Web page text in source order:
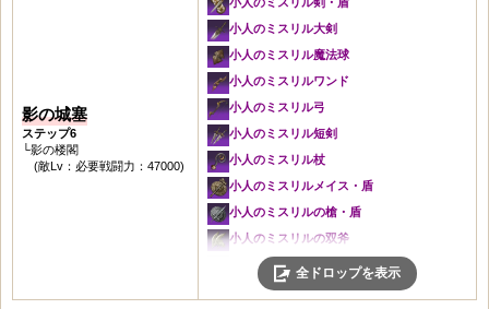
黄金の印章
黄金の印章の欠片
黄金遺物コイン
遺物コインの欠片
影の城塞4移動石：回廊
影の城塞5移動石：砦
城塞のハープ
信仰のハープ
冒険者のハープ
灰色のハープ
亡者の叫びのハープ
マナハイムの鎧
くちばしの手袋
信仰の手袋
色あせた城塞の手袋
くちばしの靴
色あせた城塞の靴
銅の首飾り
銅の腕輪
銅の指輪
銅装飾のベルト
汚染された石の角笛
古城の角笛
冒険者のメイス・盾
信仰のメイス・盾
冒険者の槍・盾
信仰の槍・盾
冒険者の双斧
くちばしの兜
マナハイムの兜
くちばしの鎧
マナハイムの鎧
くちばしの手袋
信仰の手袋
魔力の首飾り
見習い治癒士の首飾り
灰色の耳飾り
灰色の腕輪
城塞の腕輪
灰色の指輪
灰色のレザーベルト
マンモスの角笛
冒険者の斧・盾
信仰の斧・盾
冒険者の大剣
城塞の槍・盾
灰色の双斧
城塞の双斧
灰色の兜
城塞の兜
灰色の鎧
城塞の鎧
荒地の手袋
荒地の靴
魔力の首飾り
見習い治癒士の首飾り
亡者の叫びのワンド
亡者の叫びの弓
亡者の叫びの短剣
亡者の叫びの杖
亡者の叫びのメイス・盾
亡者の叫びの槍・盾
亡者の叫びの双斧
冬の兜
冬の鎧
闇の靴
極寒の首飾り
治癒の指輪
闇のベルト
グラムの弓
グラムの短剣
グラムの杖
グラムのメイス・盾
グラムの槍・盾
グラムの双斧
いにしえの影の兜
死の影の兜
いにしえの影の鎧
死の影の鎧
いにしえの影の手袋
影の城塞
ステップ6
└影の楼閣
(敵Lv：必要戦闘力：47000)
小人のミスリル剣・盾
小人のミスリル大剣
小人のミスリル魔法球
小人のミスリルワンド
小人のミスリル弓
小人のミスリル短剣
小人のミスリル杖
小人のミスリルメイス・盾
小人のミスリルの槍・盾
小人のミスリルの双斧
いにしえの影の兜
いにしえの影の鎧
全ドロップを表示